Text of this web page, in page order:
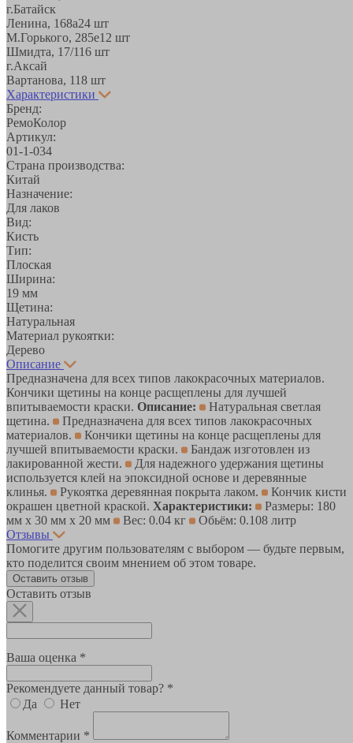
г.Батайск
Ленина, 168а24 шт
М.Горького, 285е12 шт
Шмидта, 17/116 шт
г.Аксай
Вартанова, 118 шт
Характеристики
Бренд:
РемоКолор
Артикул:
01-1-034
Страна производства:
Китай
Назначение:
Для лаков
Вид:
Кисть
Тип:
Плоская
Ширина:
19 мм
Щетина:
Натуральная
Материал рукоятки:
Дерево
Описание
Предназначена для всех типов лакокрасочных материалов.
Кончики щетины на конце расщеплены для лучшей
впитываемости краски. Описание:
Натуральная светлая
щетина.
Предназначена для всех типов лакокрасочных
материалов.
Кончики щетины на конце расщеплены для
лучшей впитываемости краски.
Бандаж изготовлен из
лакированной жести.
Для надежного удержания щетины
используется клей на эпоксидной основе и деревянные
клинья.
Рукоятка деревянная покрыта лаком.
Кончик кисти
окрашен цветной краской. Характеристики:
Размеры: 180
мм x 30 мм x 20 мм
Вес: 0.04 кг
Обьём: 0.108 литр
Отзывы
Помогите другим пользователям с выбором — будьте первым,
кто поделится своим мнением об этом товаре.
Оставить отзыв
Оставить отзыв
Ваша оценка *
Рекомендуете данный товар? *
Да
Нет
Комментарии *